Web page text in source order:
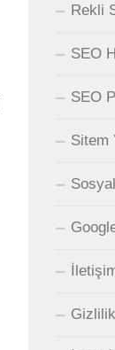
Rekli
SEO
SEO
Sitem